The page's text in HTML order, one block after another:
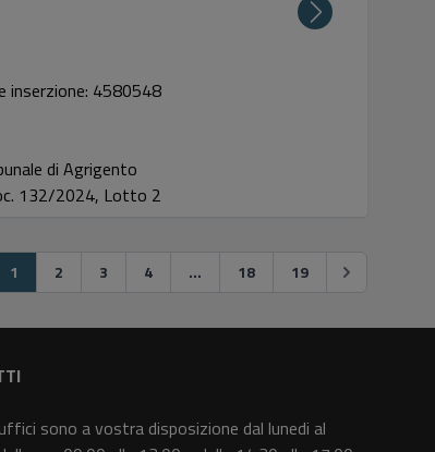
inserzione: 4580548
di Agrigento
132/2024, Lotto 2
1 2 3 4 ... 18 19
sono a vostra disposizione dal lunedi al